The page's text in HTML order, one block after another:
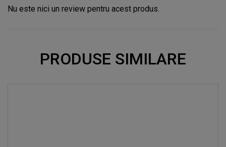
Nu este nici un review pentru acest produs.
PRODUSE SIMILARE